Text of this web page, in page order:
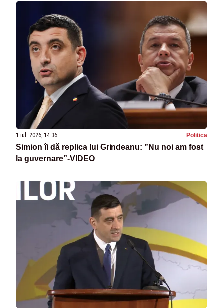
1 iul. 2026, 14:36 Politica
Simion îi dă replica lui Grindeanu: ”Nu noi am fost
la guvernare”-VIDEO